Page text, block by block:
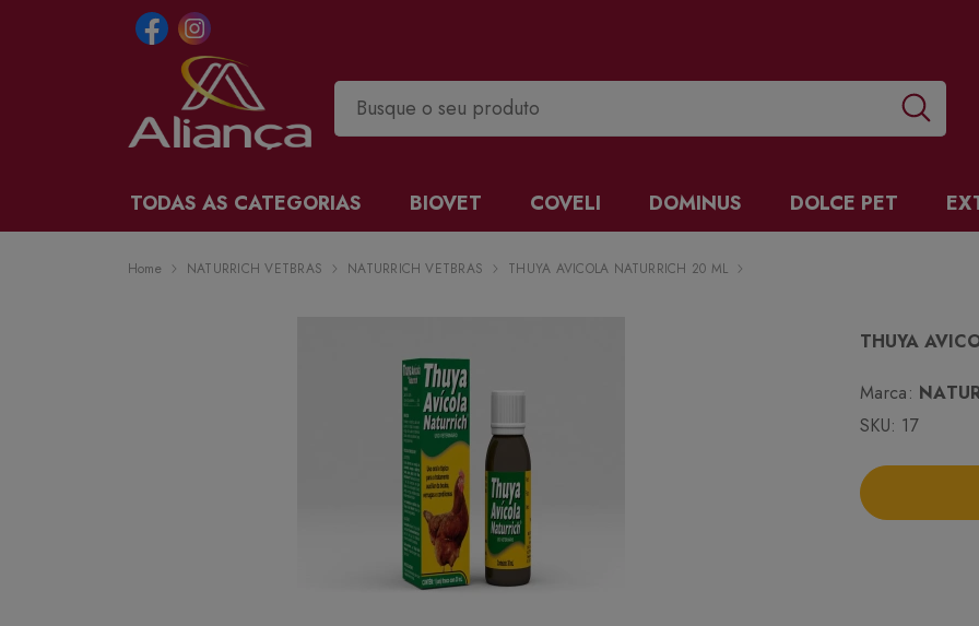
TODAS AS CATEGORIAS BIOVET COVELI DOMINUS DOLCE PET
Home NATURRICH VETBRAS NATURRICH VETBRAS THUYA AVICOLA NATURRICH 20 ML
THUYA
Marca:
SKU: 17